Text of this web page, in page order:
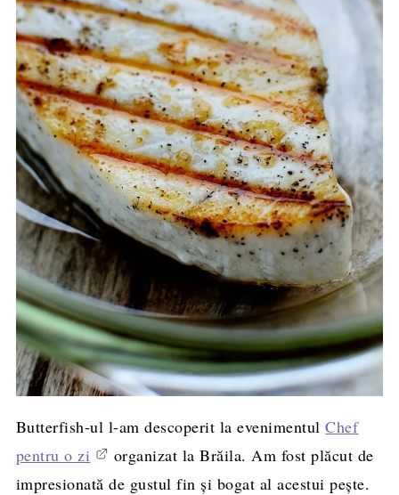
Butterfish-ul l-am descoperit la evenimentulChef
pentru o zi
organizat la Brăila. Am fost plăcut de
impresionată de gustul fin şi bogat al acestui peşte.